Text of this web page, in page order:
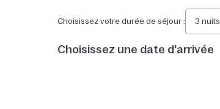
Choisissez votre durée de séjour : 3 nuits
Choisissez une date d'arrivée